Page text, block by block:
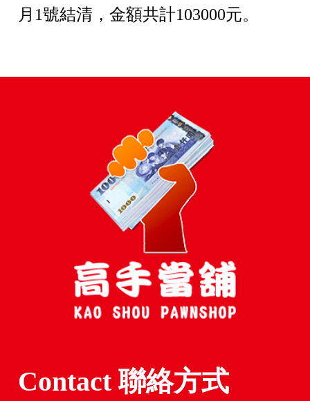
月1號結清，金額共計103000元。
Contact 聯絡方式